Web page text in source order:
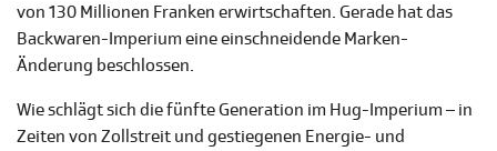
von 130 Millionen Franken erwirtschaften. Gerade hat das
Backwaren-Imperium eine einschneidende Marken-
Änderung beschlossen.
Wie schlägt sich die fünfte Generation im Hug-Imperium – in
Zeiten von Zollstreit und gestiegenen Energie- und